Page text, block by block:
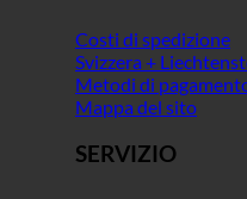
Costi di spedizione
Svizzera +
Metodi di
Mappa del sito
SERVIZIO